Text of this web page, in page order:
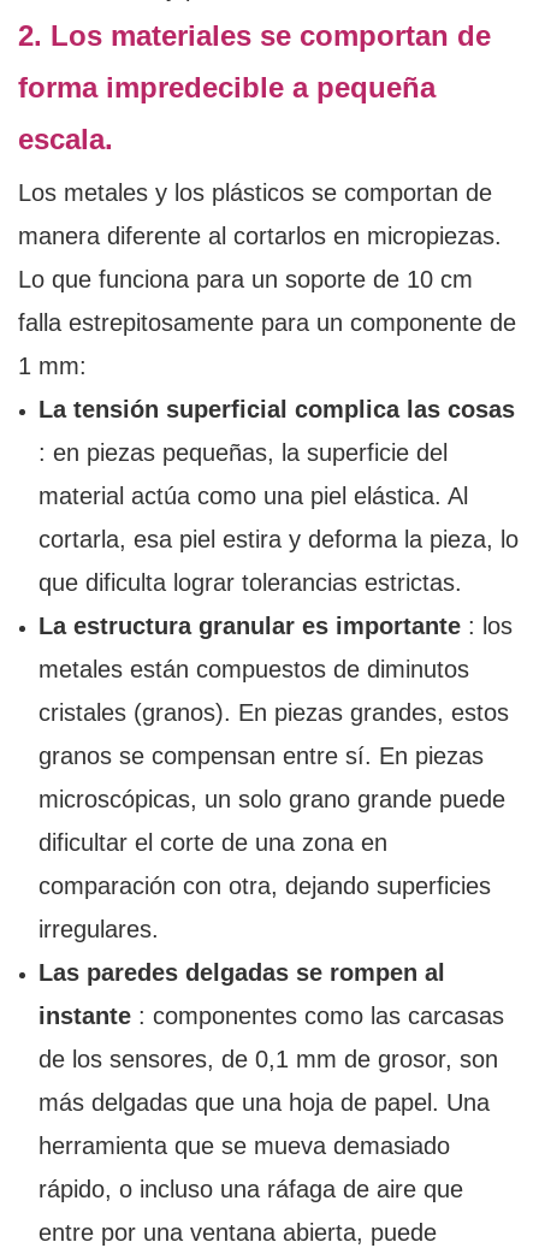
2. Los materiales se comportan de
forma impredecible a pequeña
escala.
Los metales y los plásticos se comportan de
manera diferente al cortarlos en micropiezas.
Lo que funciona para un soporte de 10 cm
falla estrepitosamente para un componente de
1 mm:
La tensión superficial complica las cosas
: en piezas pequeñas, la superficie del
material actúa como una piel elástica. Al
cortarla, esa piel estira y deforma la pieza, lo
que dificulta lograr tolerancias estrictas.
La estructura granular es importante: los
metales están compuestos de diminutos
cristales (granos). En piezas grandes, estos
granos se compensan entre sí. En piezas
microscópicas, un solo grano grande puede
dificultar el corte de una zona en
comparación con otra, dejando superficies
irregulares.
Las paredes delgadas se rompen al
instante: componentes como las carcasas
de los sensores, de 0,1 mm de grosor, son
más delgadas que una hoja de papel. Una
herramienta que se mueva demasiado
rápido, o incluso una ráfaga de aire que
entre por una ventana abierta, puede